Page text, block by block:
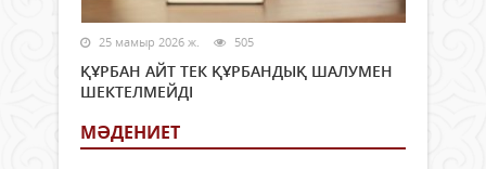
25 мамыр 2026 ж. 505
ҚҰРБАН АЙТ ТЕК ҚҰРБАНДЫҚ ШАЛУМЕН
ШЕКТЕЛМЕЙДІ
МӘДЕНИЕТ